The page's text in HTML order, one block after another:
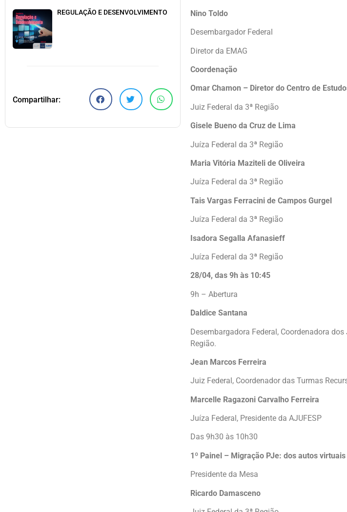
REGULAÇÃO E DESENVOLVIMENTO
Compartilhar:
Nino Toldo
Desembargador Federal
Diretor da EMAG
Coordenação
Omar Chamon – Diretor do Centro de
Juiz Federal da 3ª Região
Gisele Bueno da Cruz de Lima
Juíza Federal da 3ª Região
Maria Vitória Maziteli de Oliveira
Juíza Federal da 3ª Região
Tais Vargas Ferracini de Campos Gurgel
Juíza Federal da 3ª Região
Isadora Segalla Afanasieff
Juíza Federal da 3ª Região
28/04, das 9h às 10:45
9h – Abertura
Daldice Santana
Desembargadora Federal, Coordenadora
Região.
Jean Marcos Ferreira
Juiz Federal, Coordenador das Turmas
Marcelle Ragazoni Carvalho Ferreira
Juíza Federal, Presidente da AJUFESP
Das 9h30 às 10h30
1º Painel – Migração PJe: dos autos
Presidente da Mesa
Ricardo Damasceno